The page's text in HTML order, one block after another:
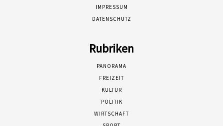
IMPRESSUM
DATENSCHUTZ
Rubriken
PANORAMA
FREIZEIT
KULTUR
POLITIK
WIRTSCHAFT